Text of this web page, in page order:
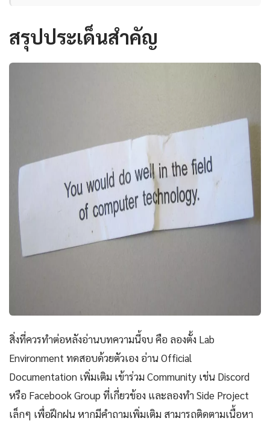
สรุปประเด็นสำคัญ
สิ่งที่ควรทำต่อหลังอ่านบทความนี้จบ คือ ลองตั้ง Lab
Environment ทดสอบด้วยตัวเอง อ่าน Official
Documentation เพิ่มเติม เข้าร่วม Community เช่น Discord
หรือ Facebook Group ที่เกี่ยวข้อง และลองทำ Side Project
เล็กๆ เพื่อฝึกฝน หากมีคำถามเพิ่มเติม สามารถติดตามเนื้อหา